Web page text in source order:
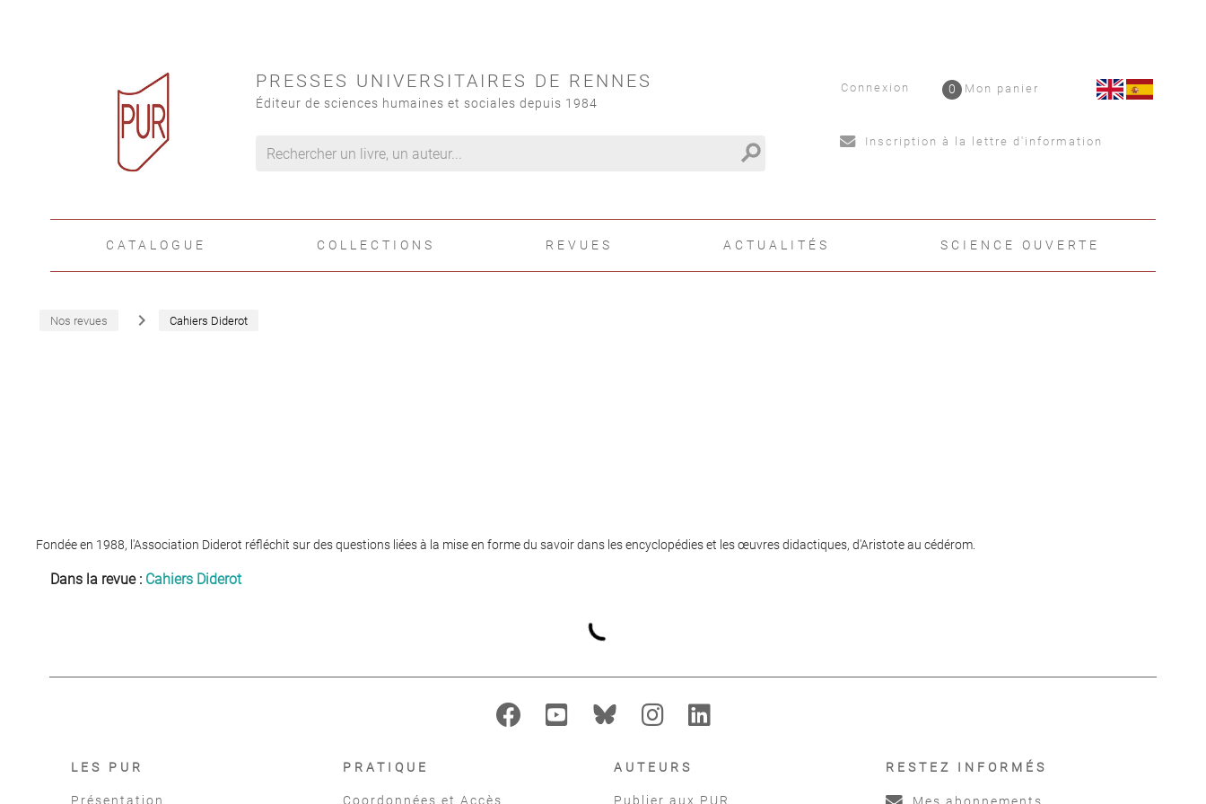
PRESSES UNIVERSITAIRES DE RENNES
Éditeur de sciences humaines et sociales depuis 1984
search
Connexion Mon panier
0
Inscription à la lettre d'information
CATALOGUE COLLECTIONS REVUES ACTUALITÉS SCIENCE OUVERTE
Nos revues navigate_next Cahiers Diderot
Fondée en 1988, l'Association Diderot réfléchit sur des questions liées à la mise en forme du savoir dans les encyclopédies et les œuvres didactiques, d'Aristote au cédérom.
Dans la revue : Cahiers Diderot
LES PUR
Présentation
PRATIQUE
Coordonnées et Accès
AUTEURS
Publier aux PUR
RESTEZ INFORMÉS
Mes abonnements